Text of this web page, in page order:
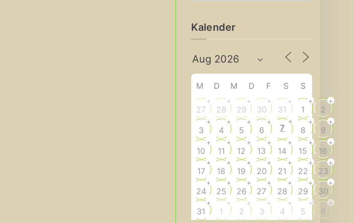
r
h
v
Kalender
M D M D F S S
27
+
28
+
29
+
30
+
31
+
1
+
2
+
3
+
4
+
5
+
6
+
7
+
8
+
9
+
10
+
11
+
12
+
13
+
14
+
15
+
16
+
17
+
18
+
19
+
20
+
21
+
22
+
23
+
24
+
25
+
26
+
27
+
28
+
29
+
30
+
31
+
1
+
2
+
3
+
4
+
5
+
6
+